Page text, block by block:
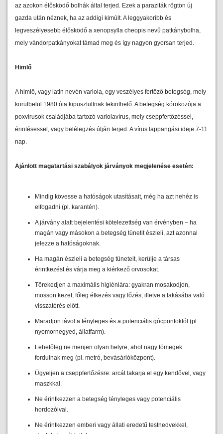
az azokon élősködő bolhák által terjed. Ezek a paraziták rögtön új
gazda után néznek, ha az addigi kimúlt. A leggyakoribb és
legveszélyesebb élősködő a xenopsylla cheopis nevű patkánybolha,
mely vándorpatkányokat támad meg és így nagyon gyorsan terjed.
Himlő
A himlő, vagy latin nevén variola, egy veszélyes fertőző betegség, mely
körülbelül 1980 óta kipusztultnak tekinthető. A betegség kórokozója a
poxvírusok családjába tartozó variolavírus, mely cseppfertőzéssel,
érintésessel, vagy belélegzés útján terjed. A vírus lappangási ideje 7-11
nap.
Ajánlott magatartási szabályok járványok megjelenése esetén:
Mindig kövesse a hatóságok utasításait, még ha azt nehéz is
elfogadni (pl. karantén).
A járvány alatt bejelentési kötelezettség van érvényben – ha
magán vagy másokon a betegség tünetit észleli, azt azonnal
jelezze a hatóságoknak.
Ha magán észleli a betegség tüneteit, kerülje a társas
érintkezést és várja meg a kiérkező orvosokat.
Törekedjen a maximális higiéniára: gyakran mosakodjon,
mosson kezet, főleg étkezés vagy főzés, illetve a lakásába való
visszatérés előtt.
Maradjon távol a tényleges és a potenciális gócpontoktól (pl.
nyomornegyed, állatfarm).
Lehetőleg ne menjen olyan helyre, ahol nagy tömegek
fordulnak meg (pl. metró, bevásárlóközpont).
Ügyeljen a cseppfertőzésre: arcát takarja el egy kendővel, vagy
maszkkal.
Ne érintkezzen a betegség tényleges vagy potenciális
hordozóival.
Ne érintkezzen emberi vagy állati eredetű testnedvekkel,